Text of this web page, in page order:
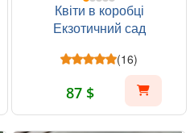
Квіти в коробці
Екзотичний сад
(16)
87 $